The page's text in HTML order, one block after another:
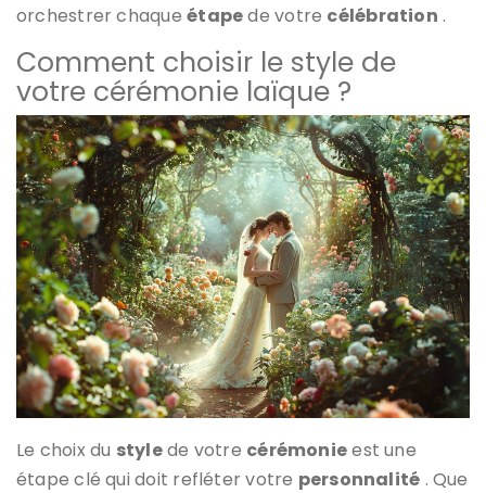
orchestrer chaqueétapede votre célébration .
Comment choisir le style de
votre cérémonie laïque ?
Le choix du stylede votre cérémonieest une
étape clé qui doit refléter votre personnalité . Que